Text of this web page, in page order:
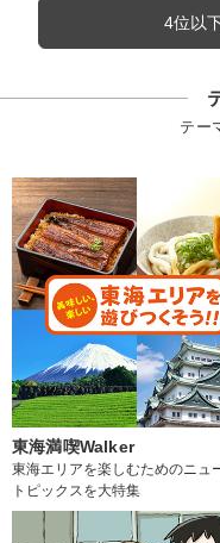
4位以
テー
東海満喫Walker
東海エリアを楽しむためのニュ
トピックスを大特集